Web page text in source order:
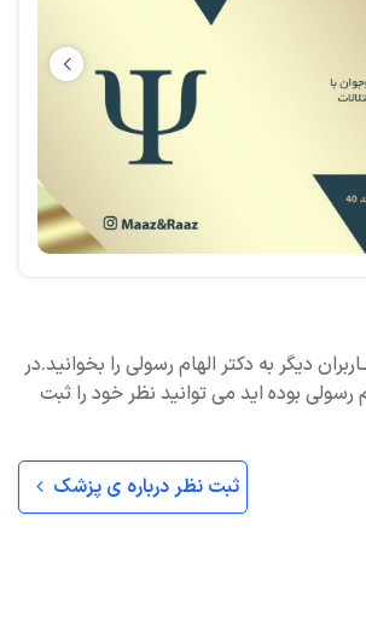
دیگر به دکتر الهام رسولی را بخوانید.در
رسولی بوده اید می توانید نظر خود را ثبت
ثبت نظر درباره ی پزشک